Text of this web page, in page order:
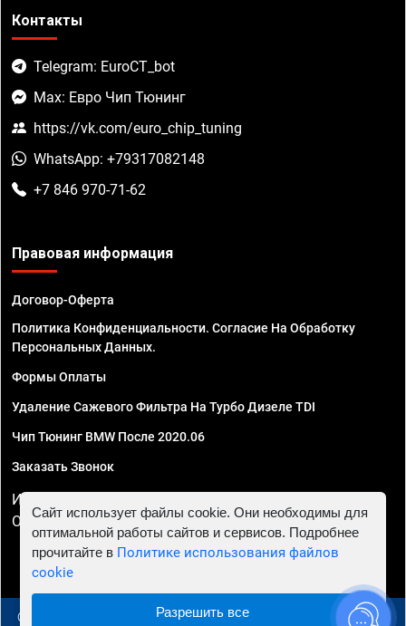
Контакты
Telegram: EuroCT_bot
Max: Евро Чип Тюнинг
https://vk.com/euro_chip_tuning
WhatsApp: +79317082148
+7 846 970-71-62
Правовая информация
Договор-Оферта
Политика Конфиденциальности. Согласие На Обработку
Персональных Данных.
Формы Оплаты
Удаление Сажевого Фильтра На Турбо Дизеле TDI
Чип Тюнинг BMW После 2020.06
Заказать Звонок
ИП Смирнов Георгий Павлович. ИНН 781302555843,
ОГРНИП 324470400032610
© 2010 - 2026 Чип тюнинг в Самаре - Автосервис "Евро
Сайт использует файлы cookie. Они необходимы для
оптимальной работы сайтов и сервисов. Подробнее
прочитайте в Политике использования файлов
cookie
Разрешить все